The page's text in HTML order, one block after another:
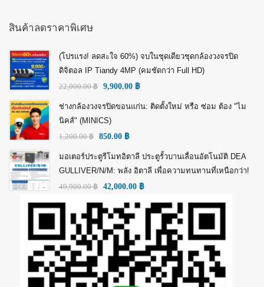
สินค้าลดราคาพิเศษ
(โปรแรง! ลดสะใจ 60%) จบในชุดเดียวชุดกล้องวงจรปิด
ดิจิตอล IP Tiandy 4MP (คมชัดกว่า Full HD)
22,000.00฿ 9,900.00 ฿
ช่างกล้องวงจรปิดขอนแก่น: ติดตั้งใหม่ หรือ ซ่อม ต้อง "ไม
นิคส์" (MINICS)
1,200.00฿ 850.00 ฿
มอเตอร์ประตูรีโมทอิตาลี ประตูรั้วบานเลื่อนอัตโนมัติ DEA
GULLIVER/N/M: พลัง อิตาลี เพื่อความทนทานที่เหนือกว่า!
49,900.00฿ 42,000.00 ฿